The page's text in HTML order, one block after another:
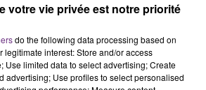
du centre-ville
JouéClub est contraint de
votre vie privée est notre priorité
do the following data processing based on
legitimate interest: Store and/or access
Use limited data to select advertising; Create
advertising; Use profiles to select personalised